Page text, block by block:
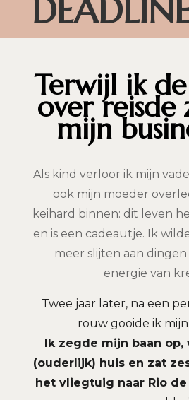
Terwijl ik
over reisde
mijn
Als kind verloor ik mijn
ook mijn moeder
keihard binnen: dit leven
en is een cadeautje. Ik
meer slijten aan
energie van
Twee jaar later, na een
rouw gooide ik
Ik zegde mijn baan
(ouderlijk) huis en zat
het vliegtuig naar Rio de